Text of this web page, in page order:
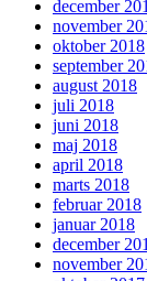
december
november
oktober 2018
september
august 2018
juli 2018
juni 2018
maj 2018
april 2018
marts 2018
februar 2018
januar 2018
december
november